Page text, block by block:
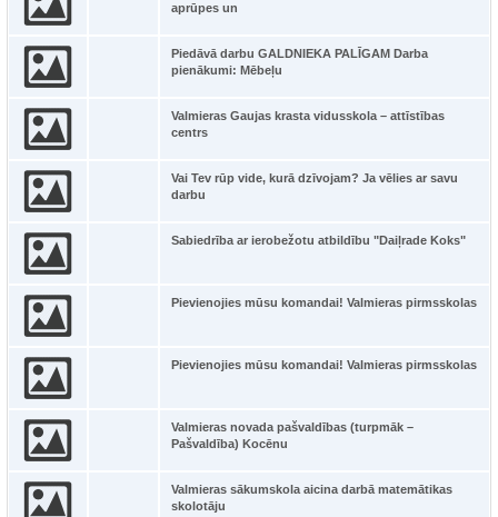
aprūpes un
Piedāvā darbu GALDNIEKA PALĪGAM Darba
pienākumi: Mēbeļu
Valmieras Gaujas krasta vidusskola – attīstības
centrs
Vai Tev rūp vide, kurā dzīvojam? Ja vēlies ar savu
darbu
Sabiedrība ar ierobežotu atbildību "Daiļrade Koks"
Pievienojies mūsu komandai! Valmieras pirmsskolas
Pievienojies mūsu komandai! Valmieras pirmsskolas
Valmieras novada pašvaldības (turpmāk –
Pašvaldība) Kocēnu
Valmieras sākumskola aicina darbā matemātikas
skolotāju